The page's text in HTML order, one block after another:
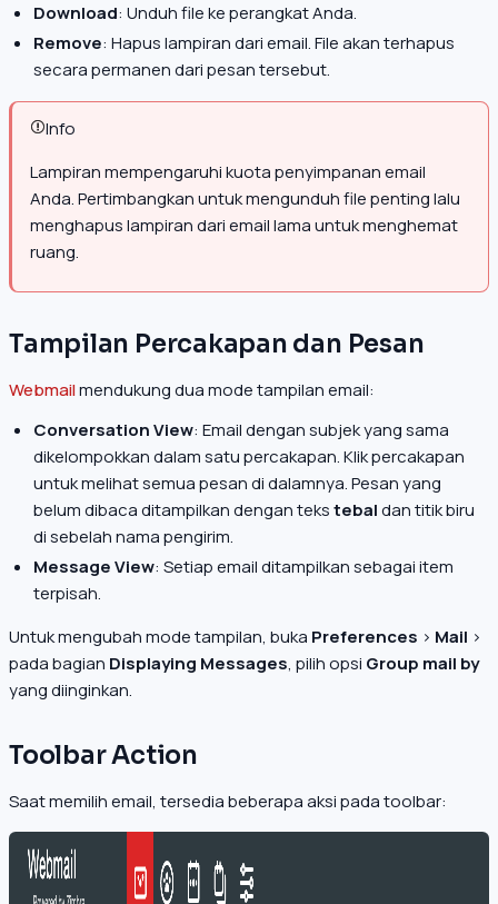
Download: Unduh file ke perangkat Anda.
Remove: Hapus lampiran dari email. File akan terhapus
secara permanen dari pesan tersebut.
Info
Lampiran mempengaruhi kuota penyimpanan email
Anda. Pertimbangkan untuk mengunduh file penting lalu
menghapus lampiran dari email lama untuk menghemat
ruang.
Tampilan Percakapan dan Pesan
Webmailmendukung dua mode tampilan email:
Conversation View: Email dengan subjek yang sama
dikelompokkan dalam satu percakapan. Klik percakapan
untuk melihat semua pesan di dalamnya. Pesan yang
belum dibaca ditampilkan dengan tekstebaldan titik biru
di sebelah nama pengirim.
Message View: Setiap email ditampilkan sebagai item
terpisah.
Untuk mengubah mode tampilan, buka Preferences > Mail >
pada bagian Displaying Messages, pilih opsi Group mail by
yang diinginkan.
Toolbar Action
Saat memilih email, tersedia beberapa aksi pada toolbar: